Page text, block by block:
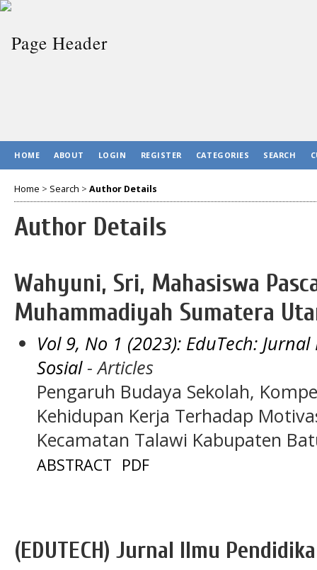
HOME ABOUT LOGIN REGISTER CATEGORIES SEARCH
Home > Search > Author Details
Author Details
Wahyuni, Sri, Mahasiswa
Muhammadiyah Sumatera
Vol 9, No 1 (2023): EduTech:
Sosial- Articles
Pengaruh Budaya Sekolah,
Kehidupan Kerja Terhadap
Kecamatan Talawi Kabupaten
ABSTRACT PDF
(EDUTECH) Jurnal Ilmu